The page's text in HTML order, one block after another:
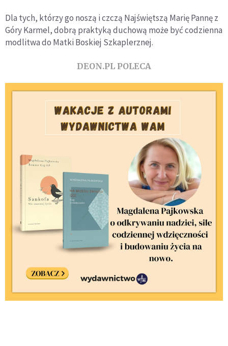
Dla tych, którzy go noszą i czczą Najświętszą Marię Pannę z
Góry Karmel, dobrą praktyką duchową może być codzienna
modlitwa do Matki Boskiej Szkaplerznej.
DEON.PL POLECA